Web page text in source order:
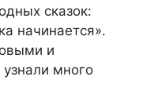
сказок:
начинается».
и
много